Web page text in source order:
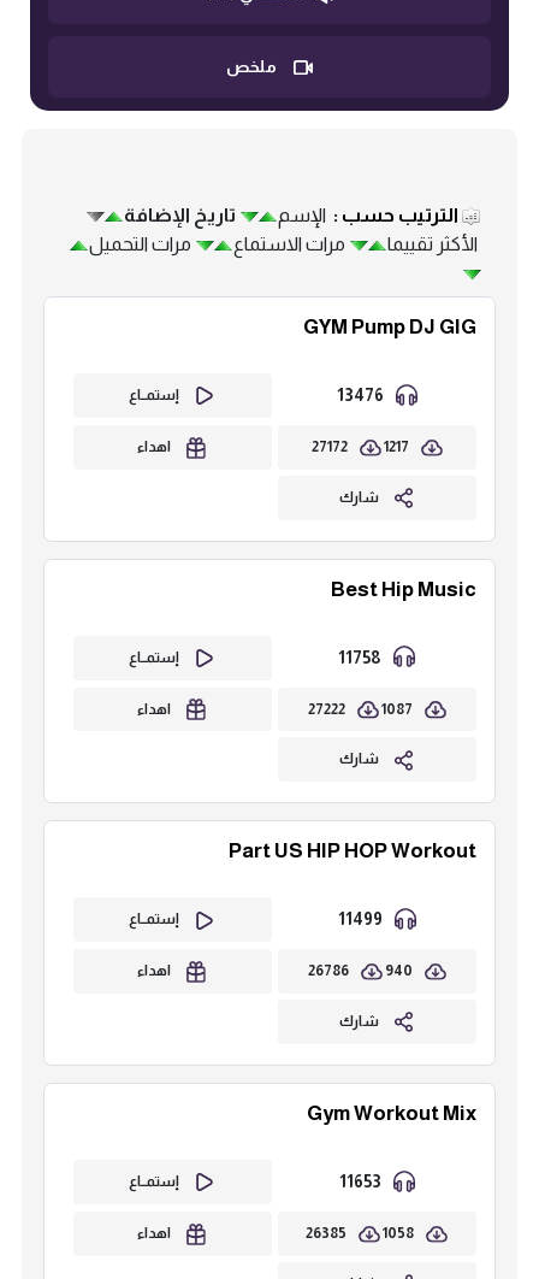
ملخص
الترتيب حسب : الإسم
تاريخ الإضافة
الأكثر تقييما
مرات الاستماع مرات التحميل
GYM Pump DJ GIG
إستمــاع
1217
27172 اهداء
شارك
Best Hip Music
إستمــاع
1087
27222 اهداء
شارك
Part US HIP HOP Workout
إستمــاع
940
26786 اهداء
شارك
Gym Workout Mix
إستمــاع
1058
26385 اهداء